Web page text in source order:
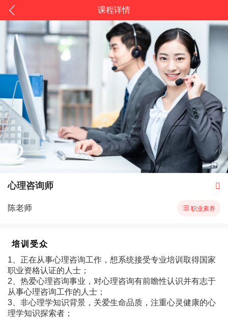
课程详情
心理咨询师 
陈老师  职业素养
培训受众
1、正在从事心理咨询工作，想系统接受专业培训取得国家
职业资格认证的人士；
2、热爱心理咨询事业，对心理咨询有前瞻性认识并有志于
从事心理咨询工作的人士；
3、非心理学知识背景，关爱生命品质，注重心灵健康的心
理学知识探索者；